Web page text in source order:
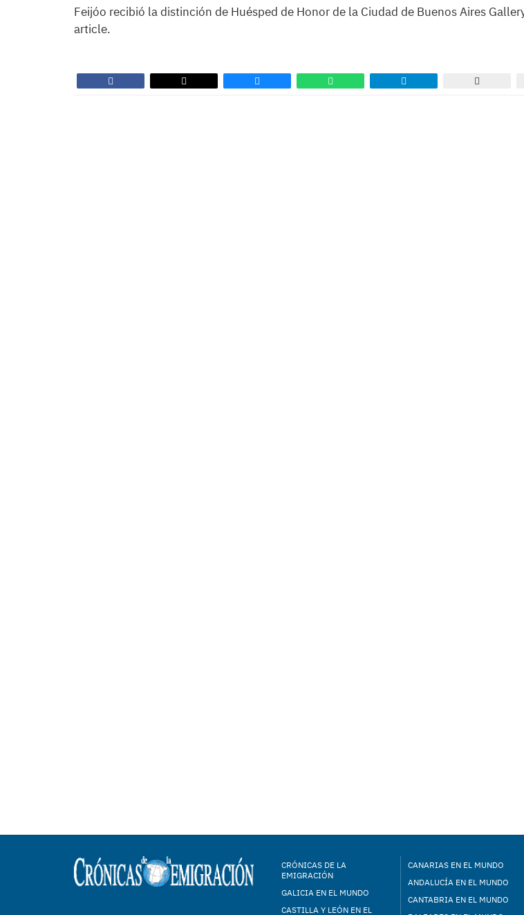
Feijóo recibió la distinción de Huésped de Honor de la Ciudad de Buenos Aires
article.
CRÓNICAS DE LA
EMIGRACIÓN
GALICIA EN EL MUNDO
CASTILLA Y LEÓN EN EL
CANARIAS EN EL MUNDO
ANDALUCÍA EN EL MUNDO
CANTABRIA EN EL MUNDO